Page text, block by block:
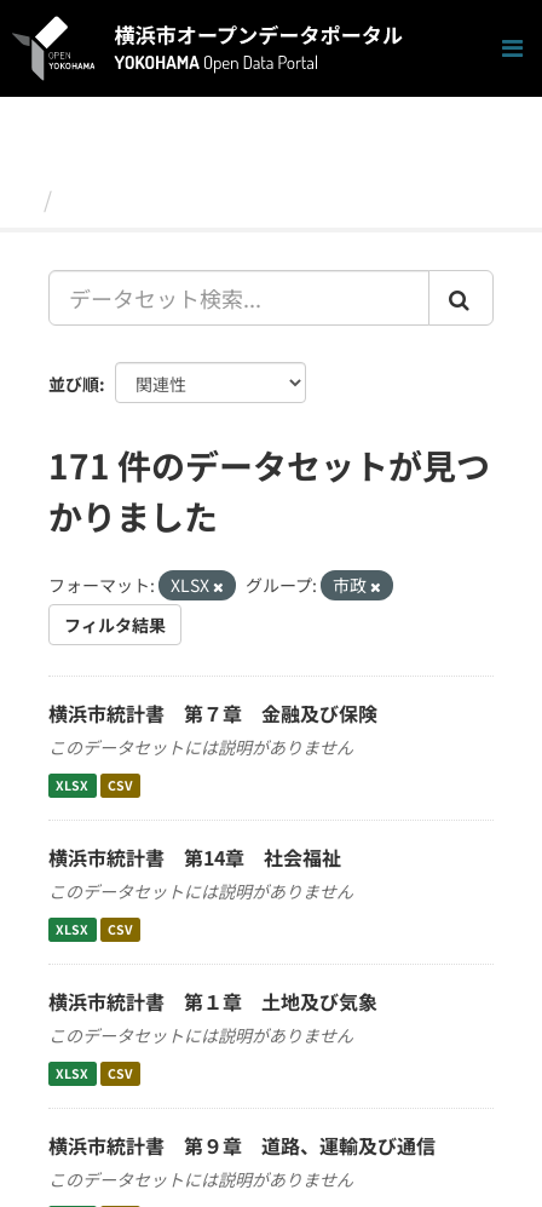
キ
並び順
171 件のデータセットが見つ
かりました
フォーマット: XLSX グループ:
市政
フィルタ結果
横浜市統計書 第７章 金融及び保険
このデータセットには説明がありません
XLSX CSV
横浜市統計書 第14章 社会福祉
このデータセットには説明がありません
XLSX CSV
横浜市統計書 第１章 土地及び気象
このデータセットには説明がありません
XLSX CSV
横浜市統計書 第９章 道路、運輸及び通信
このデータセットには説明がありません